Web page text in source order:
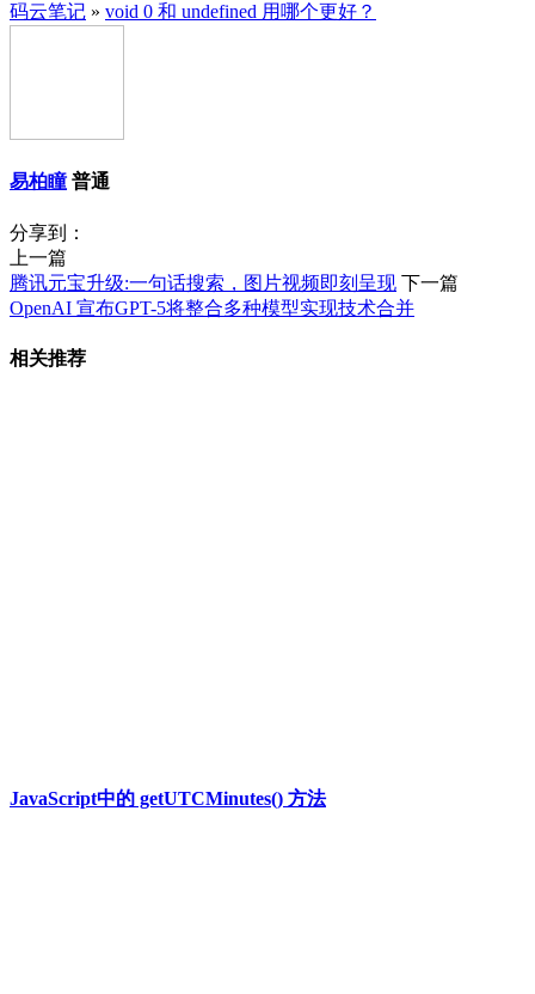
码云笔记 » void 0 和 undefined 用哪个更好？
易柏瞳 普通
分享到：
上一篇
腾讯元宝升级:一句话搜索，图片视频即刻呈现 下一篇
OpenAI 宣布GPT-5将整合多种模型实现技术合并
相关推荐
JavaScript中的 getUTCMinutes() 方法